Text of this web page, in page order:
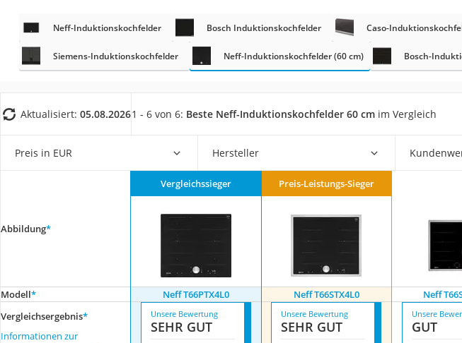
Tierhaarstaubsauger
Ecovacs-Saugroboter
Neff-Induktionskochfelder Bosch Induktionskochfelder Caso-
Siemens-Induktionskochfelder Neff-Induktionskochfelder (60 cm) Bosch-
Aktualisiert: 05.08.20261 - 6 von 6: Beste Neff-Induktionskochfelder 60 cm im Vergleich
Preis in EUR Hersteller
Abbildung*
Vergleichssieger Preis-Leistungs-Sieger
Modell* Neff T66PTX4L0 Neff T66STX4L0 Neff
Vergleichsergebnis*
Informationen zur
Unsere Bewertung
SEHR GUT
Unsere Bewertung
SEHR GUT
Unsere
GUT